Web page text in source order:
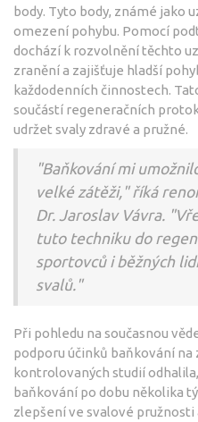
body. Tyto body, známé jako
omezení pohybu. Pomocí
dochází k rozvolnění těchto
zranění a zajišťuje hladší
každodenních činnostech.
součástí regeneračních
udržet svaly zdravé a pružné.
"Baňkování mi
velké zátěži," říká
Dr. Jaroslav Vávra.
tuto techniku do
sportovců i běžných
svalů."
Při pohledu na současnou
podporu účinků baňkování na
kontrolovaných studií
baňkování po dobu několika
zlepšení ve svalové